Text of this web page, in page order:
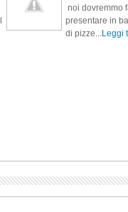
noi dovremmo
presentare in
di pizze...Leggi